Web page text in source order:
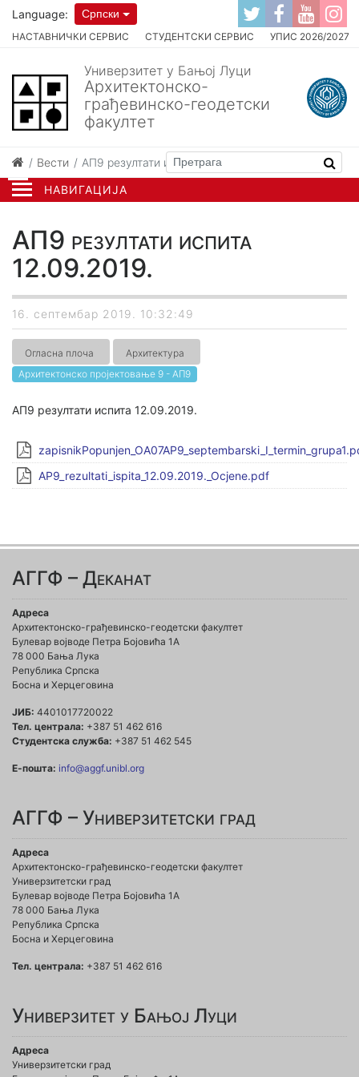
НАВИГАЦИЈА
НАСТАВНИЧКИ СЕРВИС СТУДЕНТСКИ СЕРВИС УПИС 2026/2027
Language: Српски
Универзитет у Бањој Луци
Архитектонско-
грађевинско-геодетски
факултет
Вести АП9 резултати испита 12.09.2019.
АП9 резултати испита
12.09.2019.
16. септембар 2019. 10:32:49
Огласна плоча
Архитектура
Архитектонско пројектовање 9 - АП9
АП9 резултати испита 12.09.2019.
AP9_rezultati_ispita_12.09.2019._Ocjene.pdf
АГГФ – Деканат
Адреса
Архитектонско-грађевинско-геодетски факултет
Булевар војводе Петра Бојовића 1A
78 000 Бања Лука
Република Српска
Босна и Херцеговина
ЈИБ: 4401017720022
Тел. централа: +387 51 462 616
Студентска служба: +387 51 462 545
Е-пошта: info@aggf.unibl.org
АГГФ – Универзитетски град
Адреса
Архитектонско-грађевинско-геодетски факултет
Универзитетски град
Булевар војводе Петра Бојовића 1A
78 000 Бања Лука
Република Српска
Босна и Херцеговина
Тел. централа: +387 51 462 616
Универзитет у Бањој Луци
Адреса
Универзитетски град